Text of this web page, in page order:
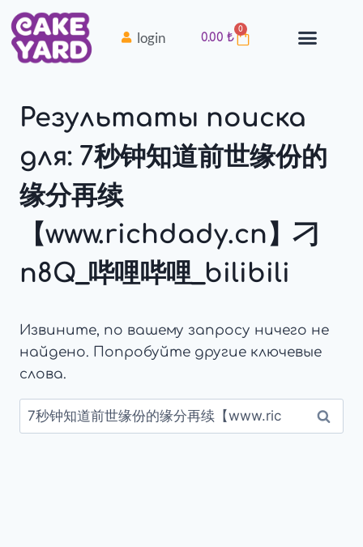
login 0.00 ₺
0
Результаты поиска
для: 7秒钟知道前世缘份的
缘分再续
【www.richdady.cn】刁
n8Q_哔哩哔哩_bilibili
Извините, по вашему запросу ничего не
найдено. Попробуйте другие ключевые
слова.